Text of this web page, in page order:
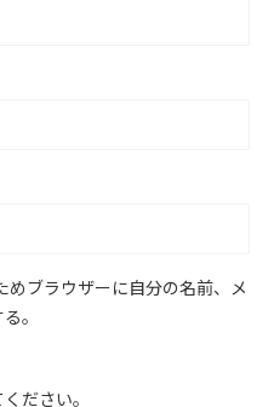
ブラウザーに自分の名前、メ
。
ださい。